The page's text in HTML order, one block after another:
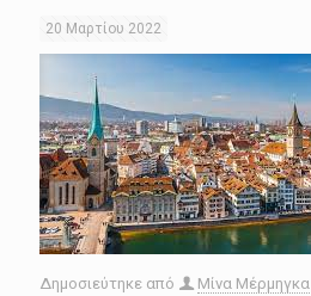
20 Μαρτίου 2022
Δημοσιεύτηκε από Μίνα Μέρμηγκα